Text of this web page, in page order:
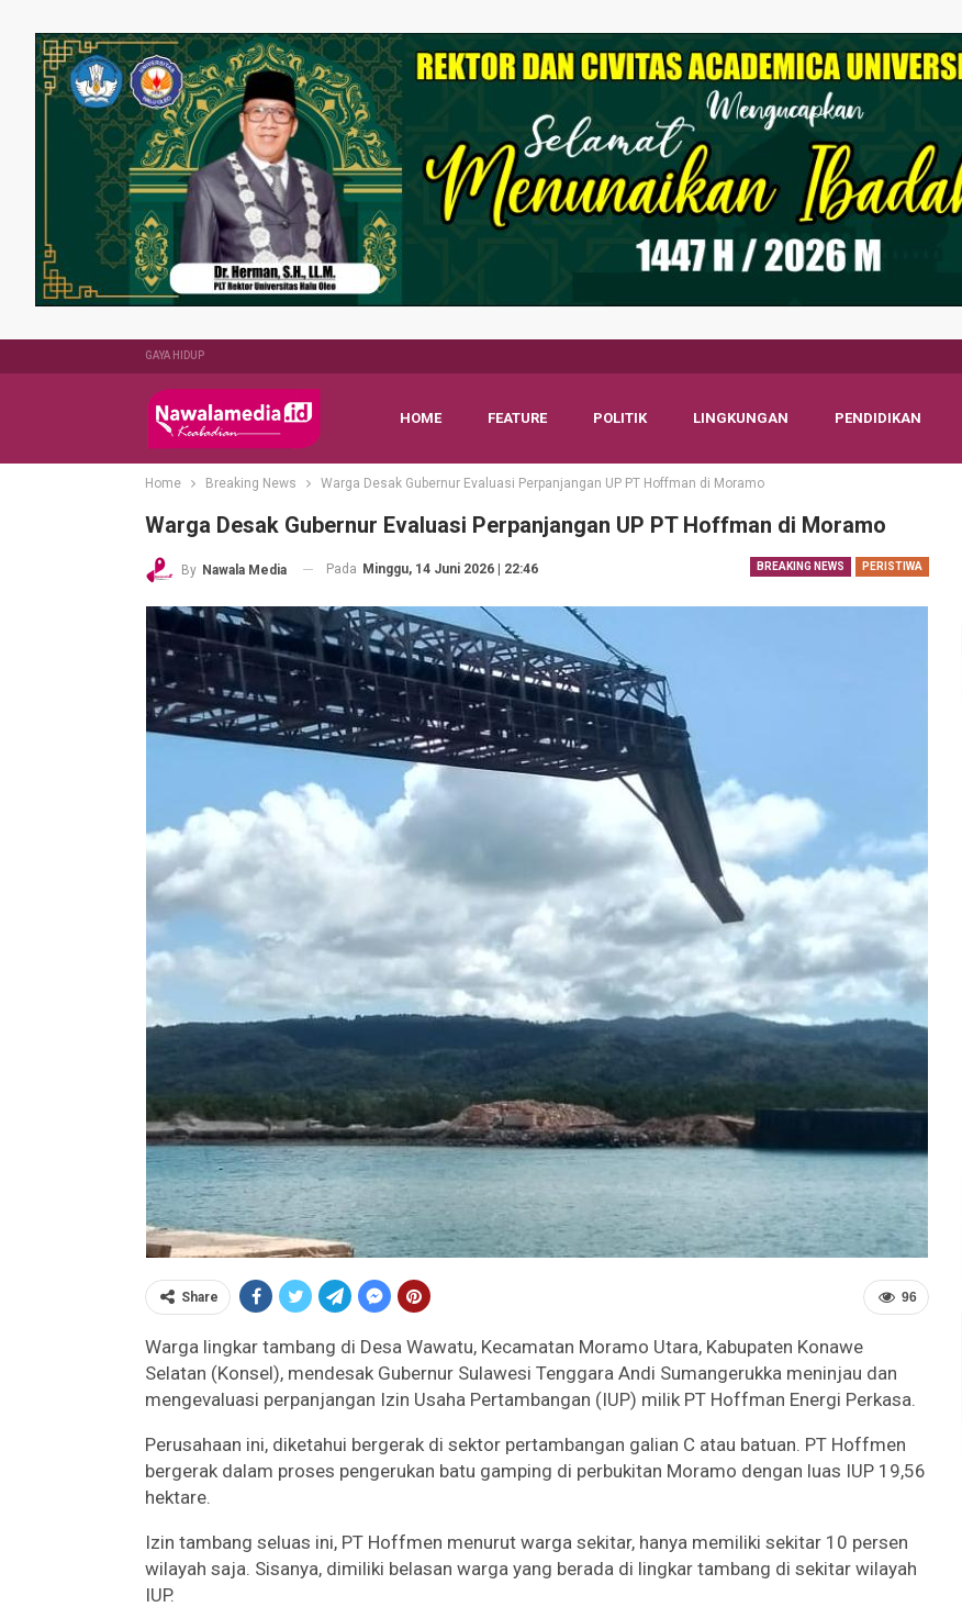
GAYA HIDUP
HOME FEATURE POLITIK LINGKUNGAN PENDIDIKAN
Home Breaking News Warga Desak Gubernur Evaluasi Perpanjangan UP PT Hoffman di Moramo
Warga Desak Gubernur Evaluasi Perpanjangan UP PT Hoffman di Moramo
BREAKING NEWS PERISTIWA
By Nawala Media Pada Minggu, 14 Juni 2026 | 22:46
96
Share
Warga lingkar tambang di Desa Wawatu, Kecamatan Moramo Utara, Kabupaten Konawe
Selatan (Konsel), mendesak Gubernur Sulawesi Tenggara Andi Sumangerukka meninjau dan
mengevaluasi perpanjangan Izin Usaha Pertambangan (IUP) milik PT Hoffman Energi Perkasa.
Perusahaan ini, diketahui bergerak di sektor pertambangan galian C atau batuan. PT Hoffmen
bergerak dalam proses pengerukan batu gamping di perbukitan Moramo dengan luas IUP 19,56
hektare.
Izin tambang seluas ini, PT Hoffmen menurut warga sekitar, hanya memiliki sekitar 10 persen
wilayah saja. Sisanya, dimiliki belasan warga yang berada di lingkar tambang di sekitar wilayah
IUP.